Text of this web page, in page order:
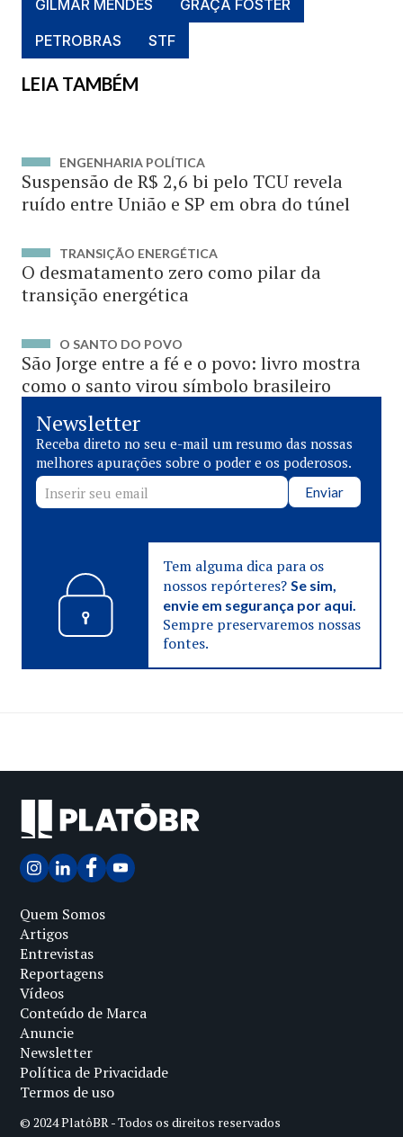
GILMAR MENDES
GRAÇA FOSTER
PETROBRAS
STF
LEIA TAMBÉM
ENGENHARIA POLÍTICA
Suspensão de R$ 2,6 bi pelo TCU revela
ruído entre União e SP em obra do túnel
TRANSIÇÃO ENERGÉTICA
O desmatamento zero como pilar da
transição energética
O SANTO DO POVO
São Jorge entre a fé e o povo: livro mostra
como o santo virou símbolo brasileiro
Newsletter
Receba direto no seu e-mail um resumo das nossas
melhores apurações sobre o poder e os poderosos.
Enviar
Tem alguma dica para os
nossos repórteres? Se sim,
envie em segurança por aqui.
Sempre preservaremos nossas
fontes.
© 2024 PlatôBR - Todos os direitos reservados
Quem Somos
Artigos
Entrevistas
Reportagens
Vídeos
Conteúdo de Marca
Anuncie
Newsletter
Política de Privacidade
Termos de uso